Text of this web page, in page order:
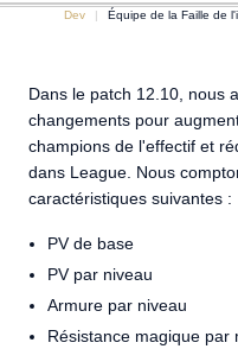
Dev Équipe de la Faille de
Dans le patch 12.10, nous
changements pour
champions de l'effectif et
dans League. Nous
caractéristiques suivantes :
PV de base
PV par niveau
Armure par niveau
Résistance magique par